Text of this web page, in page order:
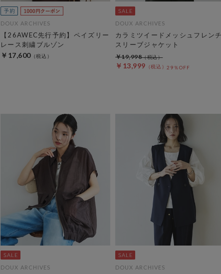
DOUX ARCHIVES
【26AWEC先行予約】ペイズリー
レース刺繍ブルゾン
￥17,600
DOUX ARCHIVES
カラミツイードメッシュフレンチ
スリーブジャケット
￥13,999 29％OFF
￥19,998
DOUX ARCHIVES DOUX ARCHIVES